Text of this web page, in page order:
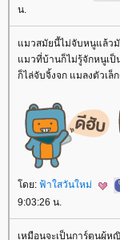
น.
มวสมัยนี้ไม่จับหนูแล้วมั
มวที่บ้านก็ไม่รู้จักหนูเป็น
ก็ไล่จับจิ้งจก แมลงตัวเล็
ดย: ฟ้าใสวันใหม่
9:03:26 น.
เหมือนจะเป็นการ์ตูนผู้ห